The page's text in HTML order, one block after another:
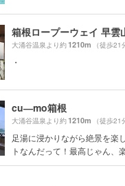
箱根ロープーウェイ 早雲
大涌谷温泉より約1210m （徒歩21
・
cu―mo箱根
大涌谷温泉より約1210m （徒歩21
足湯に浸かりながら絶景を楽
トなんだって！最高じゃん、